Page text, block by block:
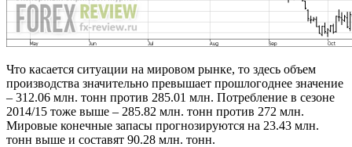
Что касается ситуации на мировом рынке, то здесь объем
производства значительно превышает прошлогоднее значение
– 312.06 млн. тонн против 285.01 млн. Потребление в сезоне
2014/15 тоже выше – 285.82 млн. тонн против 272 млн.
Мировые конечные запасы прогнозируются на 23.43 млн.
тонн выше и составят 90.28 млн. тонн.